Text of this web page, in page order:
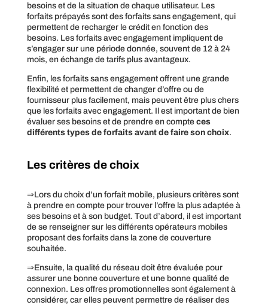
besoins et de la situation de chaque utilisateur. Les
forfaits prépayés sont des forfaits sans engagement, qui
permettent de recharger le crédit en fonction des
besoins. Les forfaits avec engagement impliquent de
s’engager sur une période donnée, souvent de 12 à 24
mois, en échange de tarifs plus avantageux.
Enfin, les forfaits sans engagement offrent une grande
flexibilité et permettent de changer d’offre ou de
fournisseur plus facilement, mais peuvent être plus chers
que les forfaits avec engagement. Il est important de bien
évaluer ses besoins et de prendre en compte ces
différents types de forfaits avant de faire son choix.
Les critères de choix
⇒Lors du choix d’un forfait mobile, plusieurs critères sont
à prendre en compte pour trouver l’offre la plus adaptée à
ses besoins et à son budget. Tout d’abord, il est important
de se renseigner sur les différents opérateurs mobiles
proposant des forfaits dans la zone de couverture
souhaitée.
⇒Ensuite, la qualité du réseau doit être évaluée pour
assurer une bonne couverture et une bonne qualité de
connexion. Les offres promotionnelles sont également à
considérer, car elles peuvent permettre de réaliser des